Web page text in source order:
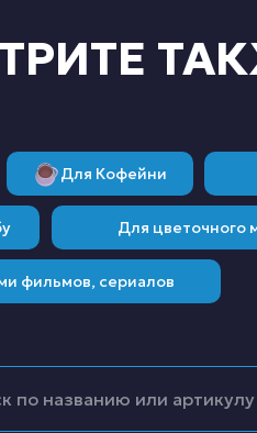
Для Кофейни
Для цветочного
фильмов, сериалов